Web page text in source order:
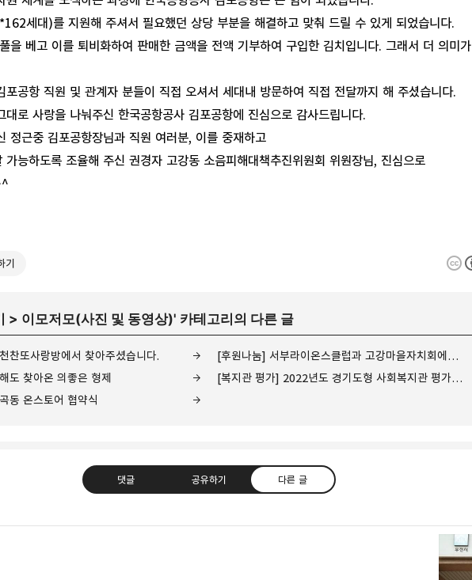
세대)를 지원해 주셔서 필요했던 상당 부분을 해결하고 맞춰 드릴 수 있게 되었습니다.
을 베고 이를 퇴비화하여 판매한 금액을 전액 기부하여 구입한 김치입니다. 그래서 더 의미가
포공항 직원 및 관계자 분들이 직접 오셔서 세대내 방문하여 직접 전달까지 해 주셨습니다.
대로 사랑을 나눠주신 한국공항공사 김포공항에 진심으로 감사드립니다.
정근중 김포공항장님과 직원 여러분, 이를 중재하고
가능하도록 조율해 주신 권경자 고강동 소음피해대책추진위원회 위원장님, 진심으로
기
> 이모저모(사진 및 동영상)' 카테고리의 다른 글
찬또사랑방에서 찾아주셨습니다.
[후원나눔] 서부라이온스클럽과 고강마을자치회에서 김치를 지원해주셨습니다.
도 찾아온 의좋은 형제
[복지관 평가] 2022년도 경기도형 사회복지관 평가 최우수시설 수상
동 온스토어 협약식
댓글 공유하기 다른 글